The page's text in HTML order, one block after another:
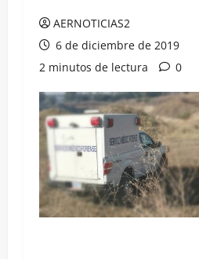
AERNOTICIAS2
6 de diciembre de 2019
2 minutos de lectura
0